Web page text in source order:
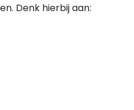
Denk hierbij aan: